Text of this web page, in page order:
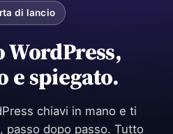
di lancio
e spiegato.
chiavi in mano e ti
passo dopo passo. Tutto